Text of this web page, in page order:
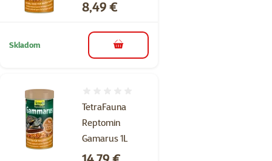
Cena
8,49 €
Skladom do košíka
TetraFauna
Reptomin
Gamarus 1L
Cena